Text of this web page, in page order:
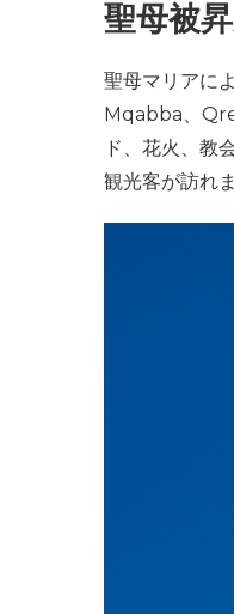
聖母被
聖母マリアに
Mqabba、
ド、花火、教
観光客が訪れま